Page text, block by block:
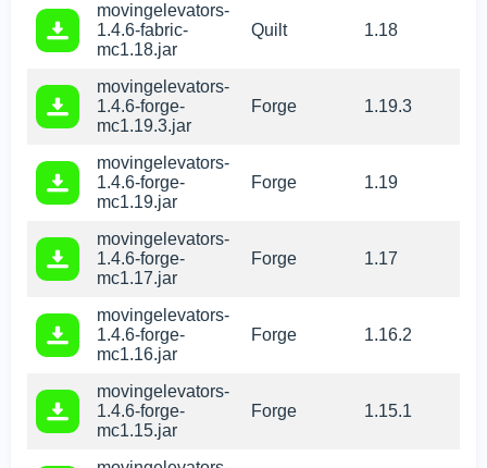
movingelevators-
1.4.6-fabric-
mc1.18.jar
Quilt 1.18
movingelevators-
1.4.6-forge-
mc1.19.3.jar
Forge 1.19.3
movingelevators-
1.4.6-forge-
mc1.19.jar
Forge 1.19
movingelevators-
1.4.6-forge-
mc1.17.jar
Forge 1.17
movingelevators-
1.4.6-forge-
mc1.16.jar
Forge 1.16.2
movingelevators-
1.4.6-forge-
mc1.15.jar
Forge 1.15.1